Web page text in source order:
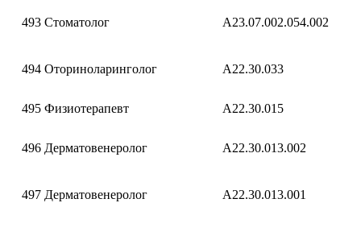
493 Стоматолог A23.07.002.054.002
494 Оториноларинголог A22.30.033
495 Физиотерапевт A22.30.015
496 Дерматовенеролог A22.30.013.002
497 Дерматовенеролог A22.30.013.001